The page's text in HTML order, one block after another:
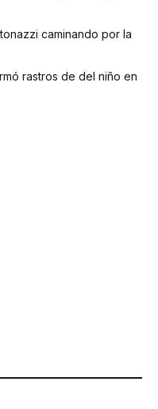
caminando por la
rastros de del niño en